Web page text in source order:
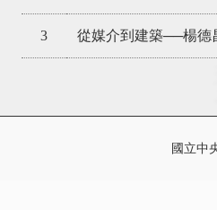
3 從媒介到建築──楊德
國立中